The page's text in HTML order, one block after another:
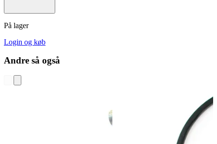
På lager
Login og køb
Andre så også